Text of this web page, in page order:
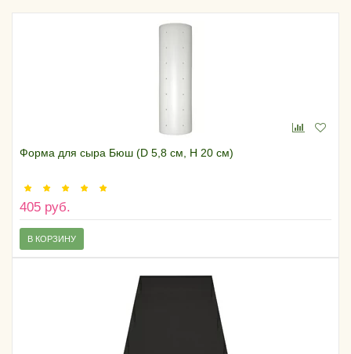
Форма для сыра Бюш (D 5,8 см, H 20 см)
405 руб.
В КОРЗИНУ